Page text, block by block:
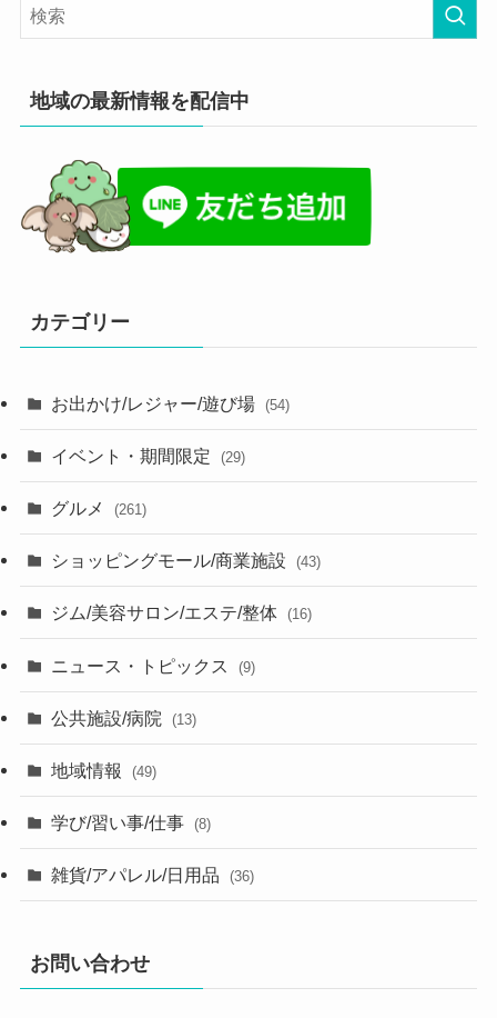
地域の最新情報を配信中
カテゴリー
お出かけ/レジャー/遊び場 (54)
イベント・期間限定 (29)
グルメ (261)
ショッピングモール/商業施設 (43)
ジム/美容サロン/エステ/整体 (16)
ニュース・トピックス (9)
公共施設/病院 (13)
地域情報 (49)
学び/習い事/仕事 (8)
雑貨/アパレル/日用品 (36)
お問い合わせ